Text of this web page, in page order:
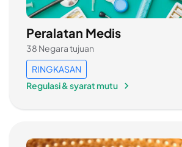
Peralatan Medis
38 Negara tujuan
RINGKASAN
Regulasi & syarat mutu